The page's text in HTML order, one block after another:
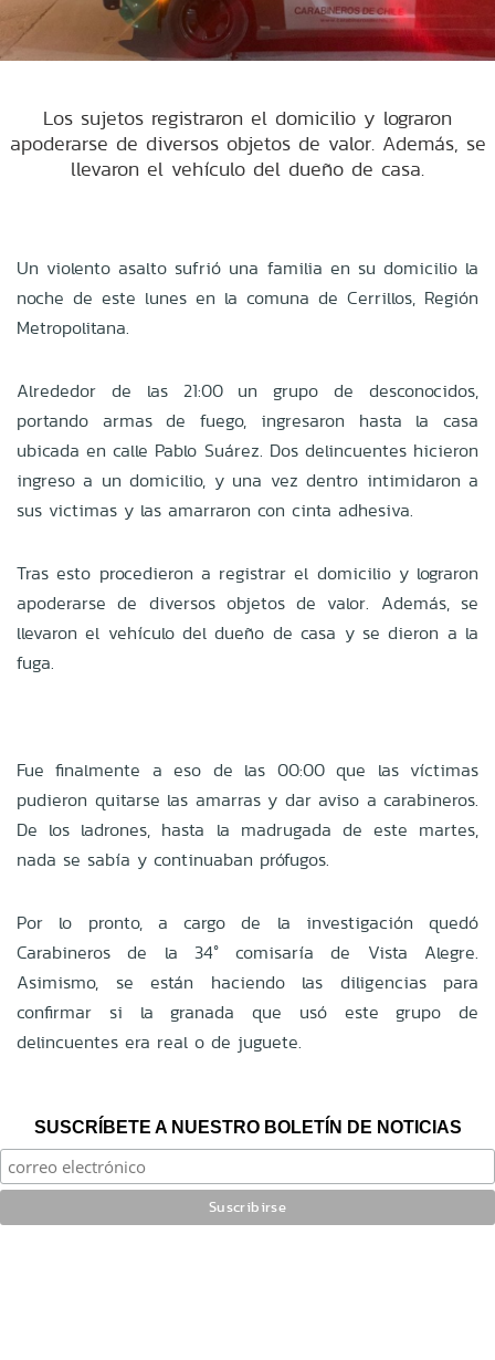
Los sujetos registraron el domicilio y lograron
apoderarse de diversos objetos de valor. Además, se
llevaron el vehículo del dueño de casa.
Un violento asalto sufrió una familia en su domicilio la
noche de este lunes en la comuna de Cerrillos, Región
Metropolitana.
Alrededor de las 21:00 un grupo de desconocidos,
portando armas de fuego, ingresaron hasta la casa
ubicada en calle Pablo Suárez. Dos delincuentes hicieron
ingreso a un domicilio, y una vez dentro intimidaron a
sus victimas y las amarraron con cinta adhesiva.
Tras esto procedieron a registrar el domicilio y lograron
apoderarse de diversos objetos de valor. Además, se
llevaron el vehículo del dueño de casa y se dieron a la
fuga.
Fue finalmente a eso de las 00:00 que las víctimas
pudieron quitarse las amarras y dar aviso a carabineros.
De los ladrones, hasta la madrugada de este martes,
nada se sabía y continuaban prófugos.
Por lo pronto, a cargo de la investigación quedó
Carabineros de la 34° comisaría de Vista Alegre.
Asimismo, se están haciendo las diligencias para
confirmar si la granada que usó este grupo de
delincuentes era real o de juguete.
SUSCRÍBETE A NUESTRO BOLETÍN DE NOTICIAS